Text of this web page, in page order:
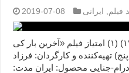
2019-07-08 فیلم ایرانی
آخرین بار کی سحر را دیدی؟ (۱۳۹۴) (۱) امتیاز فیلم «آخرین بار کی
تهیه‌کننده و کارگردان: فرزاد
درام-جنایی محصول: ایران مدت: